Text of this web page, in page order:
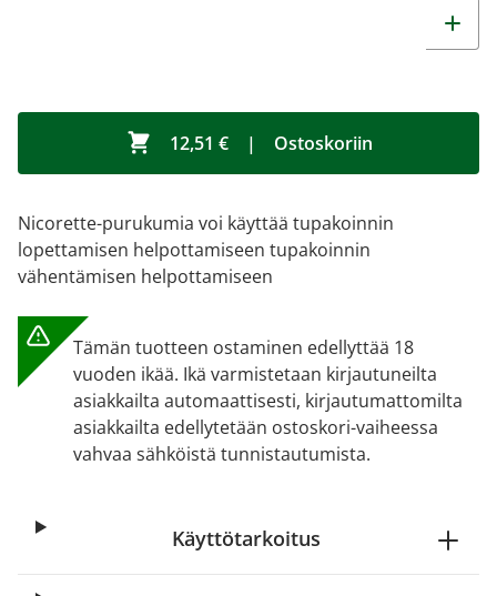
12,51 € | Ostoskoriin
Nicorette-purukumia voi käyttää tupakoinnin
lopettamisen helpottamiseen tupakoinnin
vähentämisen helpottamiseen
Tämän tuotteen ostaminen edellyttää 18
vuoden ikää. Ikä varmistetaan kirjautuneilta
asiakkailta automaattisesti, kirjautumattomilta
asiakkailta edellytetään ostoskori-vaiheessa
vahvaa sähköistä tunnistautumista.
Käyttötarkoitus